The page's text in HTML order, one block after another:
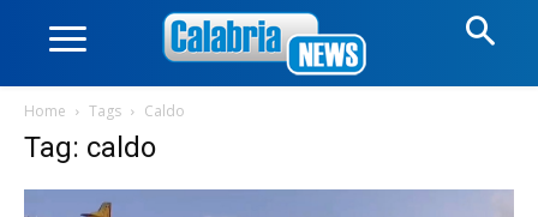
Home Tags Caldo
Tag: caldo